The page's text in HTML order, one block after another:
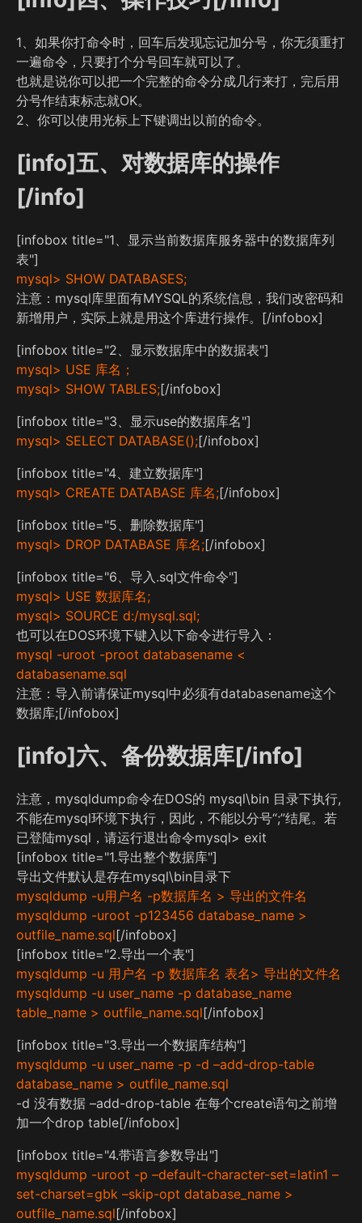
1、如果你打命令时，回车后发现忘记加分号，你无须重打
一遍命令，只要打个分号回车就可以了。
也就是说你可以把一个完整的命令分成几行来打，完后用
分号作结束标志就OK。
2、你可以使用光标上下键调出以前的命令。
[info]五、对数据库的操作
[/info]
[infobox title="1、显示当前数据库服务器中的数据库列
表"]
mysql> SHOW DATABASES;
注意：mysql库里面有MYSQL的系统信息，我们改密码和
新增用户，实际上就是用这个库进行操作。[/infobox]
[infobox title="2、显示数据库中的数据表"]
mysql> USE 库名；
mysql> SHOW TABLES;[/infobox]
[infobox title="3、显示use的数据库名"]
mysql> SELECT DATABASE();[/infobox]
[infobox title="4、建立数据库"]
mysql> CREATE DATABASE 库名;[/infobox]
[infobox title="5、删除数据库"]
mysql> DROP DATABASE 库名;[/infobox]
[infobox title="6、导入.sql文件命令"]
mysql> USE 数据库名;
mysql> SOURCE d:/mysql.sql;
也可以在DOS环境下键入以下命令进行导入：
mysql -uroot -proot databasename <
databasename.sql
注意：导入前请保证mysql中必须有databasename这个
数据库;[/infobox]
[info]六、备份数据库[/info]
注意，mysqldump命令在DOS的 mysql\bin 目录下执行,
不能在mysql环境下执行，因此，不能以分号“;”结尾。若
已登陆mysql，请运行退出命令mysql> exit
[infobox title="1.导出整个数据库"]
导出文件默认是存在mysql\bin目录下
mysqldump -u用户名 -p数据库名 > 导出的文件名
mysqldump -uroot -p123456 database_name >
outfile_name.sql[/infobox]
[infobox title="2.导出一个表"]
mysqldump -u 用户名 -p 数据库名 表名> 导出的文件名
mysqldump -u user_name -p database_name
table_name > outfile_name.sql[/infobox]
[infobox title="3.导出一个数据库结构"]
mysqldump -u user_name -p -d –add-drop-table
database_name > outfile_name.sql
-d 没有数据 –add-drop-table 在每个create语句之前增
加一个drop table[/infobox]
[infobox title="4.带语言参数导出"]
mysqldump -uroot -p –default-character-set=latin1 –
set-charset=gbk –skip-opt database_name >
outfile_name.sql[/infobox]